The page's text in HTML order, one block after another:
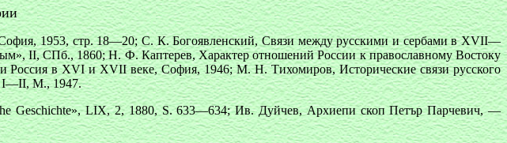
1953, стр. 18—20; С. К. Богоявленский, Связи между русскими и сербами в XVII—
II, СПб., 1860; Н. Ф. Каптерев, Характер отношений России к православному Востоку
в XVI и XVII веке, София, 1946; М. Н. Тихомиров, Исторические связи русского
I—II, М., 1947.
Geschichte», LIX, 2, 1880, S. 633—634; Ив. Дуйчев, Архиепи скоп Петър Парчевич, —